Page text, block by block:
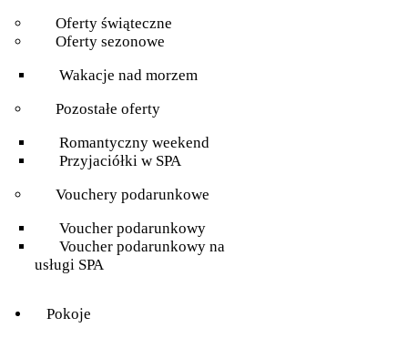
Oferty świąteczne
Oferty sezonowe
Wakacje nad morzem
Pozostałe oferty
Romantyczny weekend
Przyjaciółki w SPA
Vouchery podarunkowe
Voucher podarunkowy
Voucher podarunkowy na
usługi SPA
Pokoje